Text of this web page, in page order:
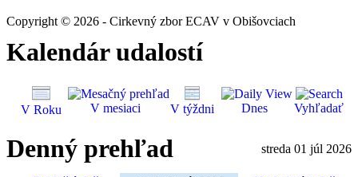
Copyright © 2026 - Cirkevný zbor ECAV v Obišovciach
Kalendár udalostí
V Roku V mesiaci V týždni Dnes Vyhľadať
Denný prehľad streda 01 júl 2026